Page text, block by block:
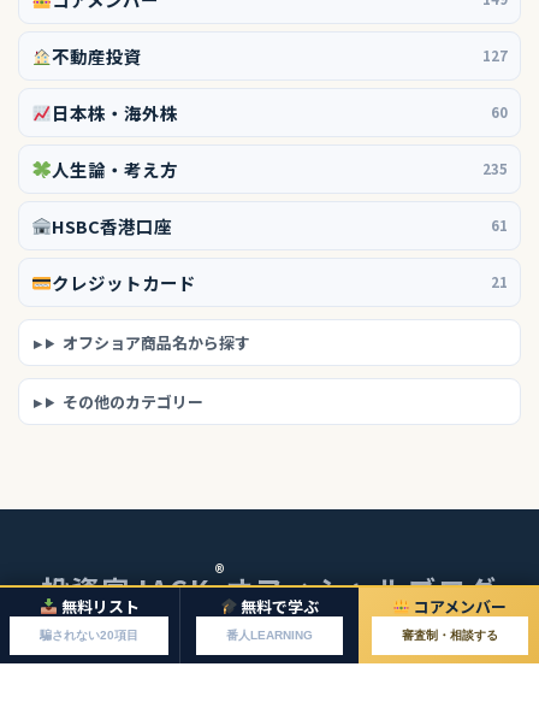
不動産投資 127
日本株・海外株 60
人生論・考え方 235
HSBC香港口座 61
クレジットカード 21
オフショア商品名から探す
その他のカテゴリー
無料リスト
騙されない20項目
無料で学ぶ
番人LEARNING
コアメンバー
審査制・相談する
投資家JACK®オフィシャルブログ
© 2026 投資家JACKオフィシャルブログ